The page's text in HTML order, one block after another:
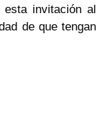
esta invitación al
de que tengan